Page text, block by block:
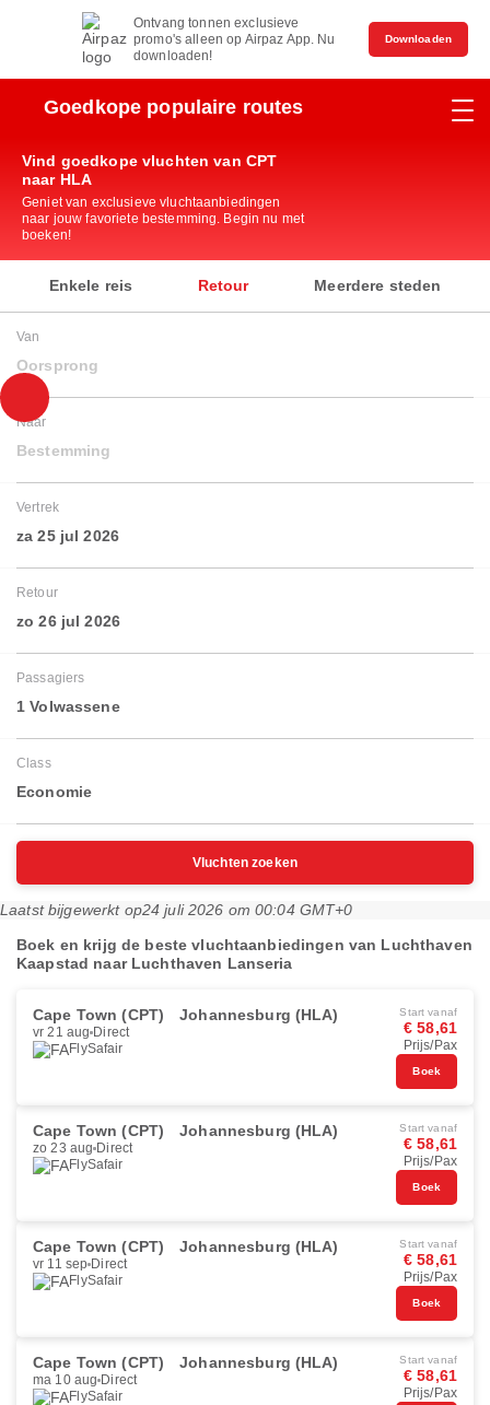
Ontvang tonnen exclusieve
promo's alleen op Airpaz App. Nu
downloaden!
Downloaden
Goedkope populaire routes
Vind goedkope vluchten van CPT
naar HLA
Geniet van exclusieve vluchtaanbiedingen
naar jouw favoriete bestemming. Begin nu met
boeken!
Enkele reis Retour Meerdere steden
Van
Oorsprong
Naar
Bestemming
Vertrek
za 25 jul 2026
Retour
zo 26 jul 2026
Passagiers
1 Volwassene
Class
Economie
Vluchten zoeken
Laatst bijgewerkt op24 juli 2026 om 00:04 GMT+0
Boek en krijg de beste vluchtaanbiedingen van Luchthaven
Kaapstad naar Luchthaven Lanseria
Cape Town (CPT) Johannesburg (HLA)
vr 21 aug Direct
FlySafair
Start vanaf
€ 58,61
Prijs/Pax
Boek
Cape Town (CPT) Johannesburg (HLA)
zo 23 aug Direct
FlySafair
Start vanaf
€ 58,61
Prijs/Pax
Boek
Cape Town (CPT) Johannesburg (HLA)
vr 11 sep Direct
FlySafair
Start vanaf
€ 58,61
Prijs/Pax
Boek
Cape Town (CPT) Johannesburg (HLA)
ma 10 aug Direct
FlySafair
Start vanaf
€ 58,61
Prijs/Pax